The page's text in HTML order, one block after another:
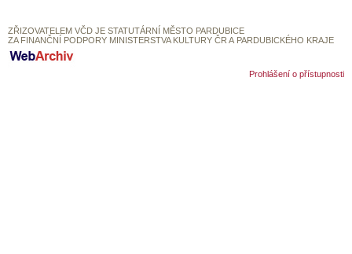
ZŘIZOVATELEM VČD JE STATUTÁRNÍ MĚSTO PARDUBICE
ZA FINANČNÍ PODPORY MINISTERSTVA KULTURY ČR A PARDUBICKÉHO KRAJE
Prohlášení o přístupnosti